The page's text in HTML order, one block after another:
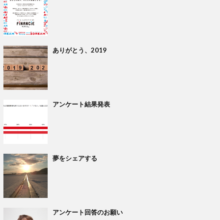
ありがとう、2019
アンケート結果発表
夢をシェアする
アンケート回答のお願い